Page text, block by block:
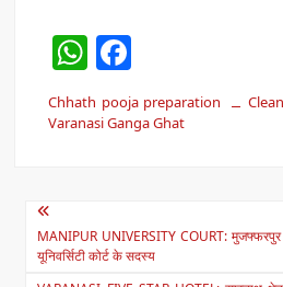
W
h
at
p
p
a
c
o
o
Chhath pooja preparation
Varanasi Ganga Ghat
Post
navigation
MANIPUR UNIVERSITY COURT: मुजफ्फरपुर
यूनिवर्सिटी कोर्ट के सदस्य